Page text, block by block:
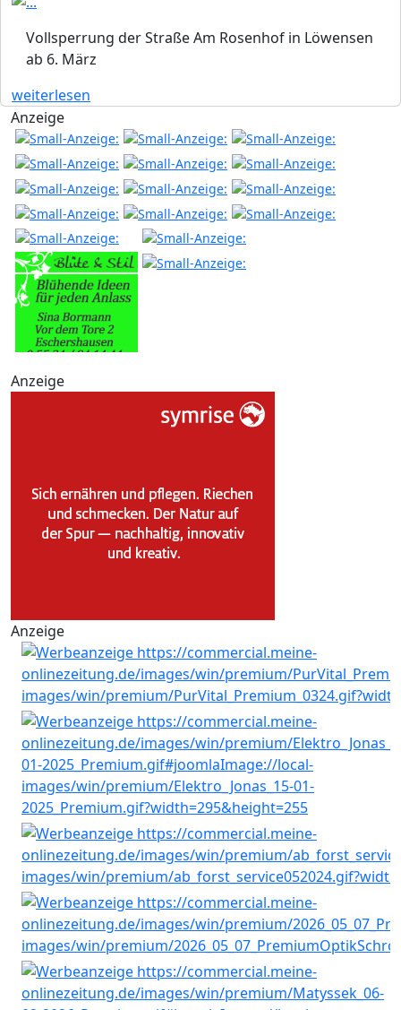
Vollsperrung der Straße Am Rosenhof in Löwensen
ab 6. März
weiterlesen
Anzeige
Anzeige
Anzeige